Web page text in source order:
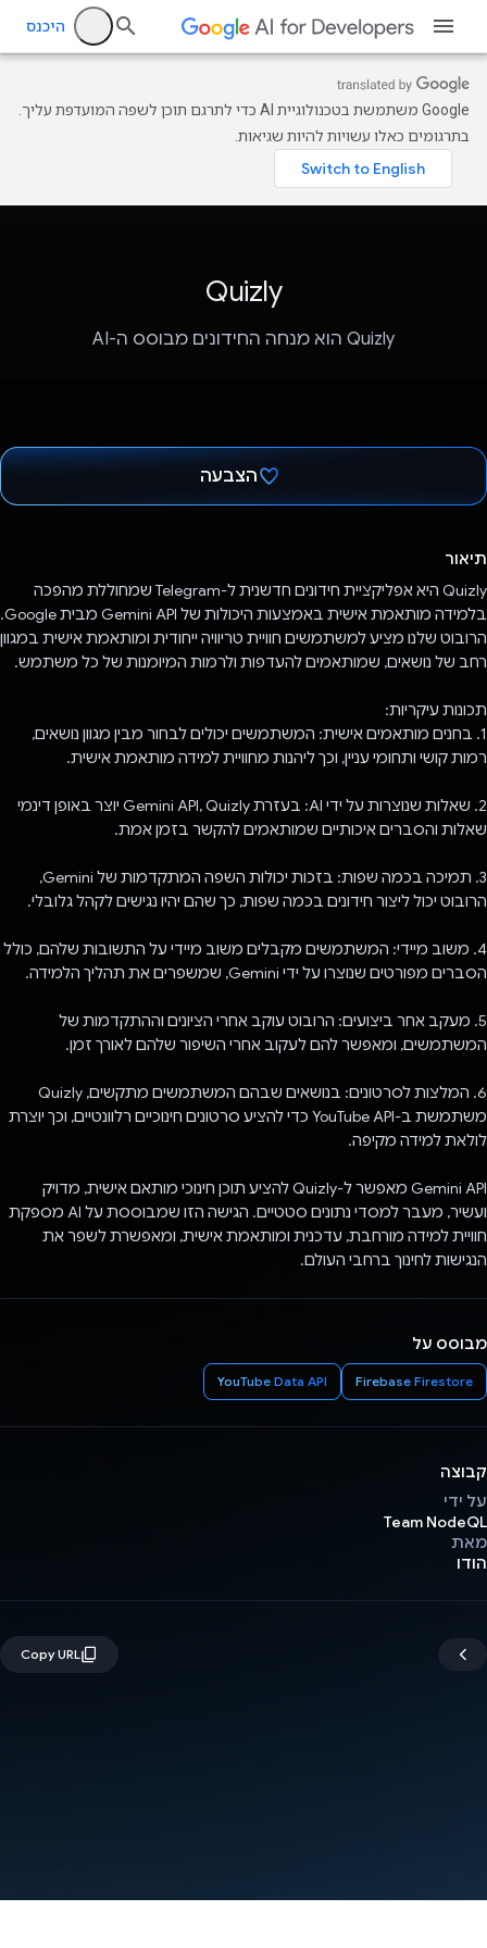
היכנס
‫Google משתמשת בטכנולוגיית AI כדי לתרגם תוכן לשפה המועדפת עליך.
בתרגומים כאלו עשויות להיות שגיאות.
Quizly
Quizly הוא מנחה החידונים מבוסס ה-AI
הצבעה
תיאור
Quizly היא אפליקציית חידונים חדשנית ל-Telegram שמחוללת מהפכה
בלמידה מותאמת אישית באמצעות היכולות של Gemini API מבית Google.
הרובוט שלנו מציע למשתמשים חוויית טריוויה ייחודית ומותאמת אישית במגוון
רחב של נושאים, שמותאמים להעדפות ולרמות המיומנות של כל משתמש.
תכונות עיקריות:
1. בחנים מותאמים אישית: המשתמשים יכולים לבחור מבין מגוון נושאים,
רמות קושי ותחומי עניין, וכך ליהנות מחוויית למידה מותאמת אישית.
2. שאלות שנוצרות על ידי AI: בעזרת Gemini API, Quizly יוצר באופן דינמי
שאלות והסברים איכותיים שמותאמים להקשר בזמן אמת.
3. תמיכה בכמה שפות: בזכות יכולות השפה המתקדמות של Gemini,
הרובוט יכול ליצור חידונים בכמה שפות, כך שהם יהיו נגישים לקהל גלובלי.
4. משוב מיידי: המשתמשים מקבלים משוב מיידי על התשובות שלהם, כולל
הסברים מפורטים שנוצרו על ידי Gemini, שמשפרים את תהליך הלמידה.
5. מעקב אחר ביצועים: הרובוט עוקב אחרי הציונים וההתקדמות של
המשתמשים, ומאפשר להם לעקוב אחרי השיפור שלהם לאורך זמן.
6. המלצות לסרטונים: בנושאים שבהם המשתמשים מתקשים, Quizly
משתמשת ב-YouTube API כדי להציע סרטונים חינוכיים רלוונטיים, וכך יוצרת
לולאת למידה מקיפה.
Gemini API מאפשר ל-Quizly להציע תוכן חינוכי מותאם אישית, מדויק
ועשיר, מעבר למסדי נתונים סטטיים. הגישה הזו שמבוססת על AI מספקת
חוויית למידה מורחבת, עדכנית ומותאמת אישית, ומאפשרת לשפר את
הנגישות לחינוך ברחבי העולם.
מבוסס על
Firebase Firestore
YouTube Data API
קבוצה
על ידי
Team NodeQL
מאת
הודו